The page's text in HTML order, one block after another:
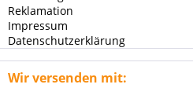
Reklamation
Impressum
Datenschutzerklärung
Wir versenden mit: